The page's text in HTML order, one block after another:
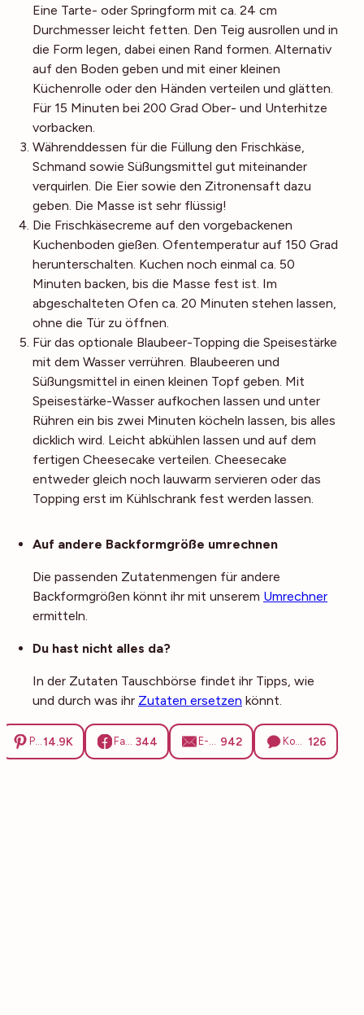
Eine Tarte- oder Springform mit ca. 24 cm
Durchmesser leicht fetten. Den Teig ausrollen und in
die Form legen, dabei einen Rand formen. Alternativ
auf den Boden geben und mit einer kleinen
Küchenrolle oder den Händen verteilen und glätten.
Für 15 Minuten bei 200 Grad Ober- und Unterhitze
vorbacken.
Währenddessen für die Füllung den Frischkäse,
Schmand sowie Süßungsmittel gut miteinander
verquirlen. Die Eier sowie den Zitronensaft dazu
geben. Die Masse ist sehr flüssig!
Die Frischkäsecreme auf den vorgebackenen
Kuchenboden gießen. Ofentemperatur auf 150 Grad
herunterschalten. Kuchen noch einmal ca. 50
Minuten backen, bis die Masse fest ist. Im
abgeschalteten Ofen ca. 20 Minuten stehen lassen,
ohne die Tür zu öffnen.
Für das optionale Blaubeer-Topping die Speisestärke
mit dem Wasser verrühren. Blaubeeren und
Süßungsmittel in einen kleinen Topf geben. Mit
Speisestärke-Wasser aufkochen lassen und unter
Rühren ein bis zwei Minuten köcheln lassen, bis alles
dicklich wird. Leicht abkühlen lassen und auf dem
fertigen Cheesecake verteilen. Cheesecake
entweder gleich noch lauwarm servieren oder das
Topping erst im Kühlschrank fest werden lassen.
Auf andere Backformgröße umrechnen
Die passenden Zutatenmengen für andere
Backformgrößen könnt ihr mit unserem Umrechner
ermitteln.
Du hast nicht alles da?
In der Zutaten Tauschbörse findet ihr Tipps, wie
und durch was ihr Zutaten ersetzen könnt.
Noch mehr Tipps
Pinterest14.9K Facebook 344 E-Mail 942 Kommentare 126